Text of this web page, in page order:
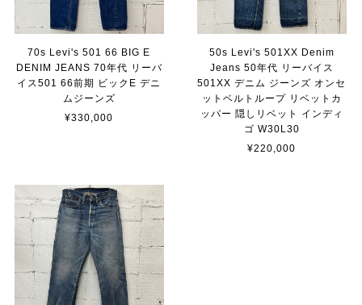
70s Levi's 501 66 BIG E
DENIM JEANS 70年代 リーバ
イス501 66前期 ビックE デニ
ムジーンズ
¥330,000
50s Levi's 501XX Denim
Jeans 50年代 リーバイス
501XX デニム ジーンズ オンセ
ットベルトループ リベットカ
ッパー 隠しリベット インディ
ゴ W30L30
¥220,000